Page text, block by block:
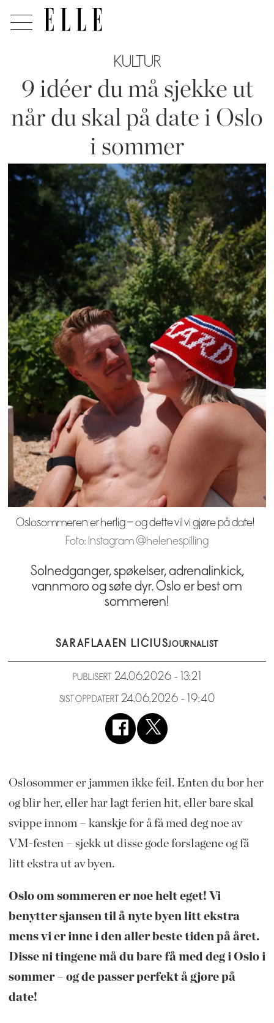
KULTUR
9 idéer du må sjekke ut
når du skal på date i Oslo
i sommer
Oslosommeren er herlig – og dette vil vi gjøre på date!
Foto: Instagram @helenespilling
Solnedganger, spøkelser, adrenalinkick,
vannmoro og søte dyr. Oslo er best om
sommeren!
SARAFLAAEN LICIUSJOURNALIST
PUBLISERT 24.06.2026 - 13:21
SIST OPPDATERT 24.06.2026 - 19:40
Oslosommer er jammen ikke feil. Enten du bor her
og blir her, eller har lagt ferien hit, eller bare skal
svippe innom – kanskje for å få med deg noe av
VM-festen – sjekk ut disse gode forslagene og få
litt ekstra ut av byen.
Oslo om sommeren er noe helt eget! Vi
benytter sjansen til å nyte byen litt ekstra
mens vi er inne i den aller beste tiden på året.
Disse ni tingene må du bare få med deg i Oslo i
sommer – og de passer perfekt å gjøre på
date!